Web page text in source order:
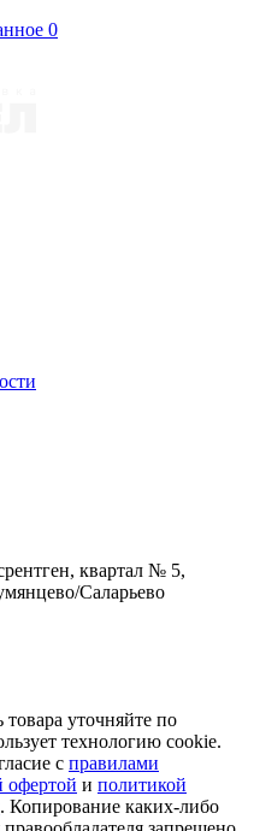
0
квартал № 5,
Саларьево
уточняйте по
технологию cookie.
с правилами
офертой и политикой
. Копирование каких-либо